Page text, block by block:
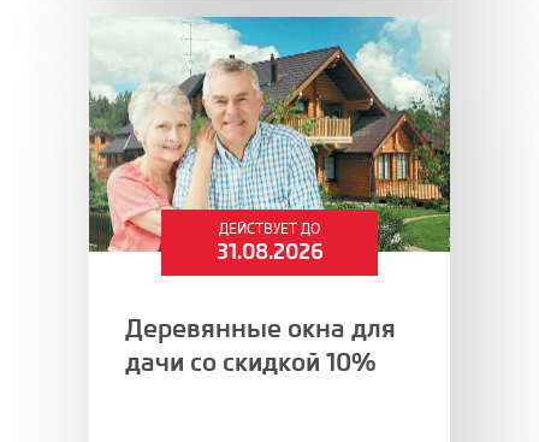
ДЕЙСТВУЕТ ДО
31.08.2026
Деревянные окна для
дачи со скидкой 10%